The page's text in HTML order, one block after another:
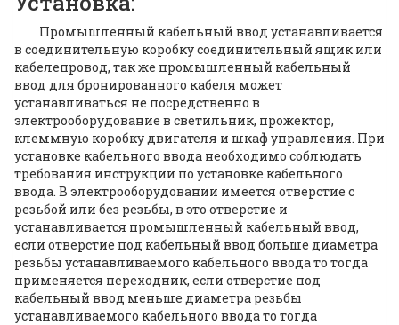
Промышленный кабельный ввод устанавливается
в соединительную коробку соединительный ящик или
кабелепровод, так же промышленный кабельный
ввод для бронированного кабеля может
устанавливаться не посредственно в
электрооборудование в светильник, прожектор,
клеммную коробку двигателя и шкаф управления. При
установке кабельного ввода необходимо соблюдать
требования инструкции по установке кабельного
ввода. В электрооборудовании имеется отверстие с
резьбой или без резьбы, в это отверстие и
устанавливается промышленный кабельный ввод,
если отверстие под кабельный ввод больше диаметра
резьбы устанавливаемого кабельного ввода то тогда
применяется переходник, если отверстие под
кабельный ввод меньше диаметра резьбы
устанавливаемого кабельного ввода то тогда